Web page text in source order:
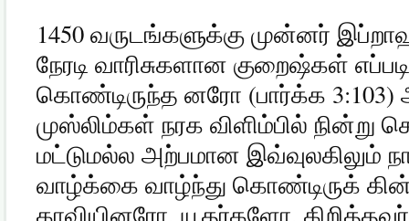
1450 வருடங்களுக்கு முன்னர்
நேரடி வாரிசுகளான குறைஷ்கள்
கொண்டிருந்த னரோ (பார்க்க
முஸ்லிம்கள் நரக விளிம்பில் நின்று
மட்டுமல்ல அற்பமான இவ்வுலகிலும்
வாழ்க்கை வாழ்ந்து கொண்டிருக்
காவியினரோ, யூதர்களோ,